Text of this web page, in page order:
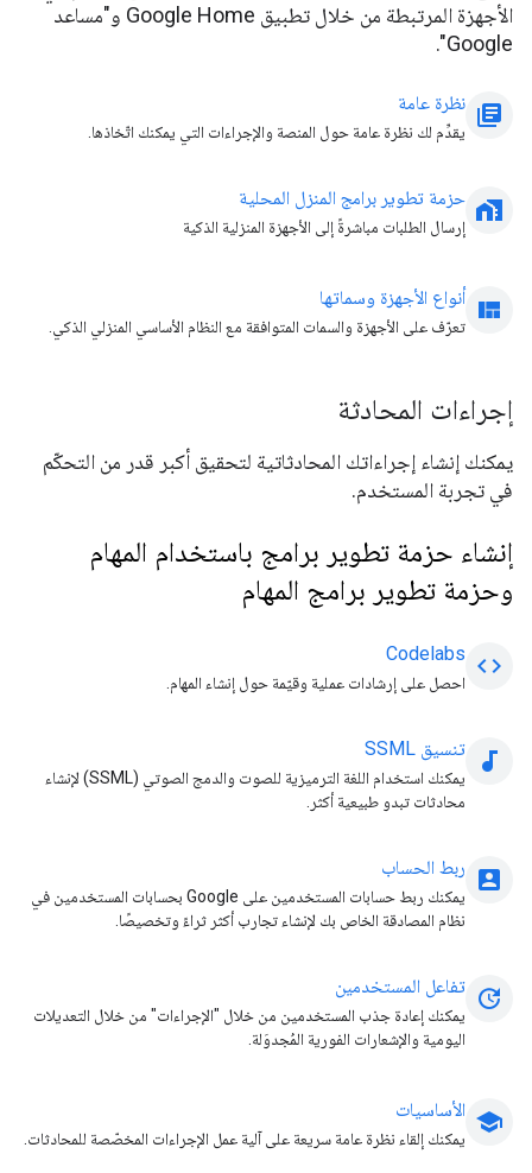
الأجهزة المرتبطة من خلال تطبيق Google Home و"مساعد
Google".
library_books نظرة عامة
يقدِّم لك نظرة عامة حول المنصة والإجراءات التي يمكنك اتّخاذها.
home_work حزمة تطوير برامج المنزل المحلية
إرسال الطلبات مباشرةً إلى الأجهزة المنزلية الذكية
view_quilt أنواع الأجهزة وسماتها
تعرّف على الأجهزة والسمات المتوافقة مع النظام الأساسي المنزلي الذكي.
إجراءات المحادثة
يمكنك إنشاء إجراءاتك المحادثاتية لتحقيق أكبر قدر من التحكّم
في تجربة المستخدم.
إنشاء حزمة تطوير برامج باستخدام المهام
وحزمة تطوير برامج المهام
code
Codelabs
احصل على إرشادات عملية وقيّمة حول إنشاء المهام.
audiotrack تنسيق SSML
يمكنك استخدام اللغة الترميزية للصوت والدمج الصوتي (SSML) لإنشاء
محادثات تبدو طبيعية أكثر.
account_box ربط الحساب
يمكنك ربط حسابات المستخدمين على Google بحسابات المستخدمين في
نظام المصادقة الخاص بك لإنشاء تجارب أكثر ثراءً وتخصيصًا.
update تفاعل المستخدمين
يمكنك إعادة جذب المستخدمين من خلال "الإجراءات" من خلال التعديلات
اليومية والإشعارات الفورية المُجدوَلة.
school الأساسيات
يمكنك إلقاء نظرة عامة سريعة على آلية عمل الإجراءات المخصّصة للمحادثات.